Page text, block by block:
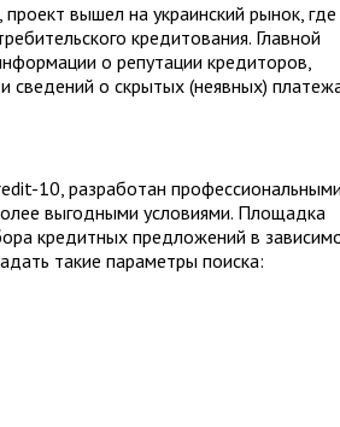
вышел на украинский рынок, где
кредитования. Главной
о репутации кредиторов,
сведений о скрытых (неявных)
10, разработан профессиональными
выгодными условиями. Площадка
кредитных предложений в
такие параметры поиска: